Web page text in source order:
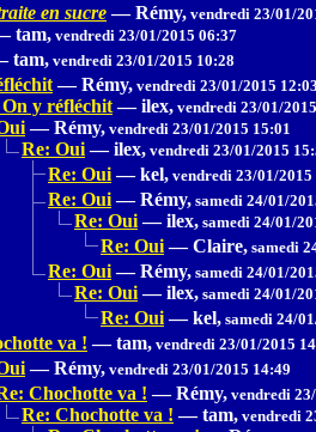
en sucre — Rémy, vendredi 23/01/
tam, vendredi 23/01/2015 06:37
tam, vendredi 23/01/2015 10:28
— Rémy, vendredi 23/01/2015
y réfléchit — ilex, vendredi 23/01/
— Rémy, vendredi 23/01/2015 15:01
Re: Oui — ilex, vendredi 23/01/2015
Re: Oui — kel, vendredi 23/01/2015
Re: Oui — Rémy, samedi 24/01/
Re: Oui — ilex, samedi 24/01/
Re: Oui — Claire, samedi
Re: Oui — Rémy, samedi 24/01/
Re: Oui — ilex, samedi 24/01/
Re: Oui — kel, samedi 24/
va ! — tam, vendredi 23/01/2015
— Rémy, vendredi 23/01/2015 14:49
Chochotte va ! — Rémy, vendredi
Re: Chochotte va ! — tam, vendredi